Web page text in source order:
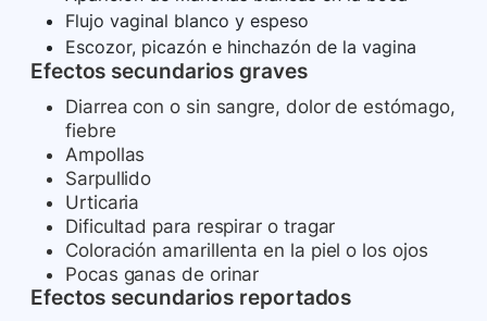
Flujo vaginal blanco y espeso
Escozor, picazón e hinchazón de la vagina
Efectos secundarios graves
Diarrea con o sin sangre, dolor de estómago,
fiebre
Ampollas
Sarpullido
Urticaria
Dificultad para respirar o tragar
Coloración amarillenta en la piel o los ojos
Pocas ganas de orinar
Efectos secundarios reportados